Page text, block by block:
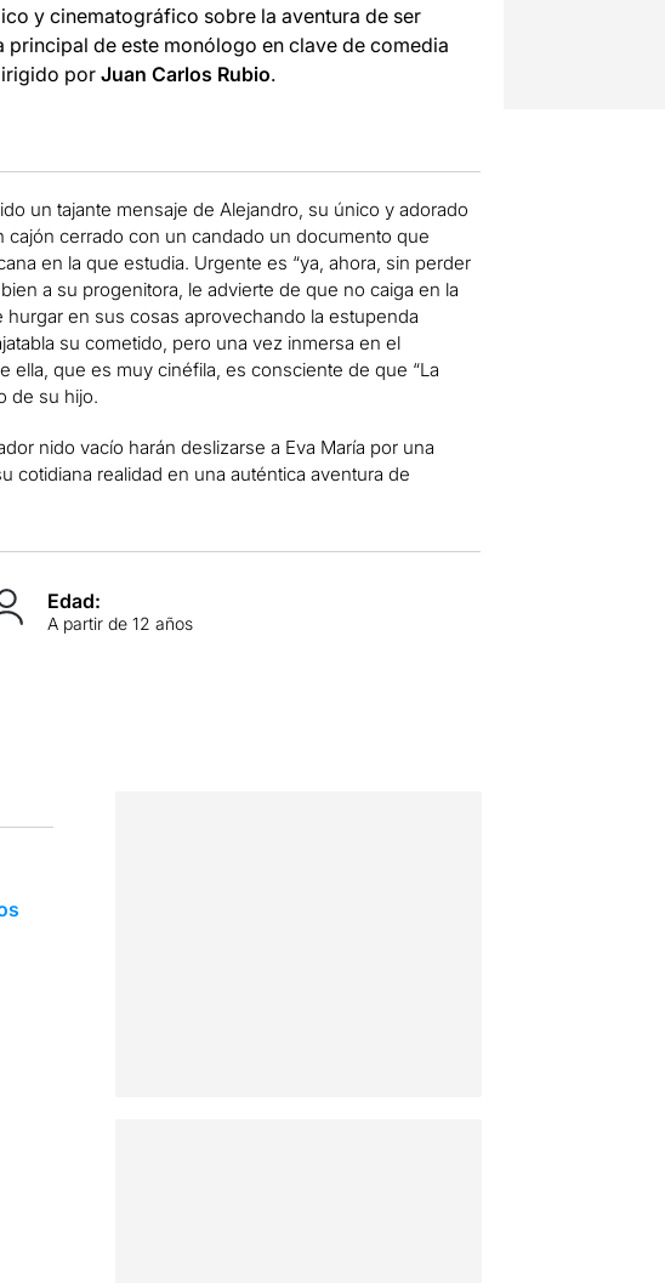
y cinematográfico sobre la aventura de ser
principal de este monólogo en clave de comedia
por Juan Carlos Rubio.
un tajante mensaje de Alejandro, su único y adorado
cerrado con un candado un documento que
en la que estudia. Urgente es “ya, ahora, sin perder
a su progenitora, le advierte de que no caiga en la
en sus cosas aprovechando la estupenda
su cometido, pero una vez inmersa en el
que es muy cinéfila, es consciente de que “La
de su hijo.
nido vacío harán deslizarse a Eva María por una
cotidiana realidad en una auténtica aventura de
Edad:
A partir de 12 años